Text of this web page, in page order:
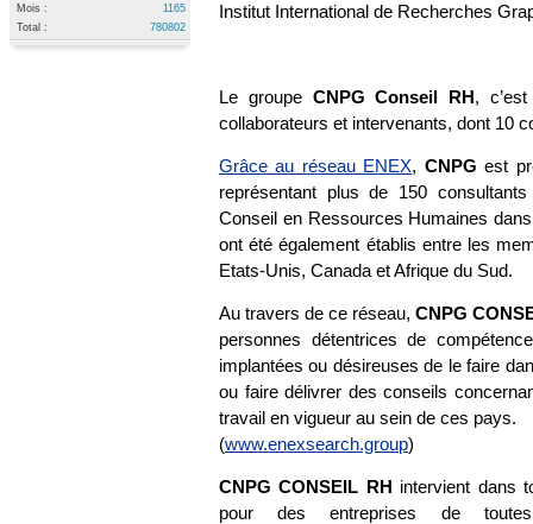
Mois :
1165
Total :
780802
Institut International de Recherches
Le groupe CNPG Conseil RH,
collaborateurs et intervenants, dont 10
Grâce au réseau ENEX, CNPG est
représentant plus de 150
Conseil en Ressources Humaines
ont été également établis entre les
Etats-Unis, Canada et Afrique du Sud.
Au travers de ce réseau,CNPG
personnes détentrices de
implantées ou désireuses de le faire
ou faire délivrer des conseils
travail en vigueur au sein de ces pays.
(www.enexsearch.group)
CNPG CONSEIL RH intervient dans
pour des entreprises de